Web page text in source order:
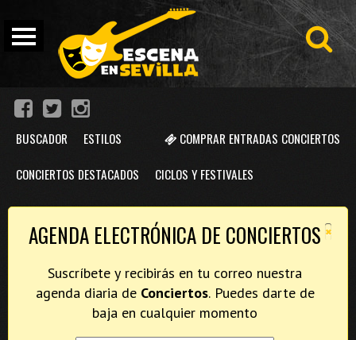
COMPRAR ENTRADAS CONCIERTOS
BUSCADOR ESTILOS
CONCIERTOS DESTACADOS CICLOS Y FESTIVALES
×
AGENDA ELECTRÓNICA DE CONCIERTOS
Suscríbete y recibirás en tu correo nuestra
agenda diaria de Conciertos. Puedes darte de
baja en cualquier momento